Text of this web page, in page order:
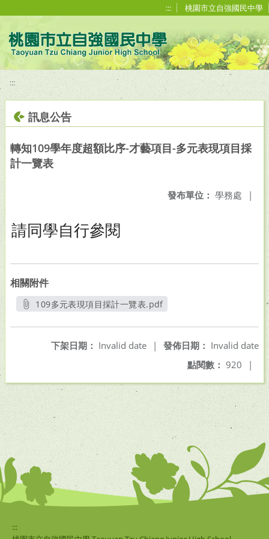
::: 桃園市立自強國民中學
:::
訊息公告
轉知109學年度超額比序-才藝項目-多元表現項目採
計一覽表
發布單位： 學務處 |
請同學自行參閱
相關附件
109多元表現項目採計一覽表.pdf
發佈日期： Invalid date
下架日期： Invalid date
|
點閱數： 920 |
:::